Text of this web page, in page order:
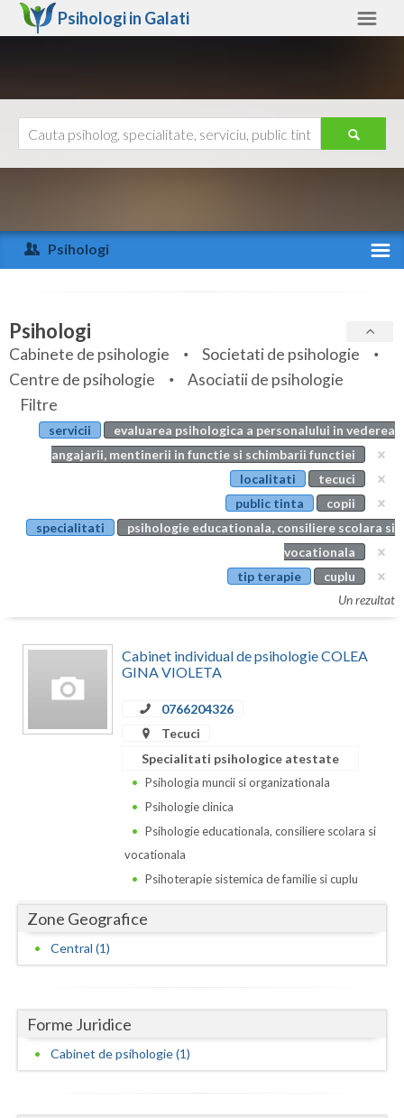
Psihologi in Galati
Arad
Arges
Bihor
Bistrita-Nasaud
Botosani
Braila
Bucuresti
Constanta
Covasna
Gorj
Harghita
Ialomita
Ajutor
Psihologi
Specialitati
Servicii
Articole
Evenimente
Psihologi
Cabinete de psihologie
Societati de psihologie
Centre de psihologie
Asociatii de psihologie
Filtre
servicii
evaluarea psihologica a personalului in vederea
angajarii, mentinerii in functie si schimbarii functiei
localitati
tecuci
public tinta
copii
specialitati
psihologie educationala, consiliere scolara si
vocationala
tip terapie
cuplu
Un rezultat
Cabinet individual de psihologie COLEA
GINA VIOLETA
0766204326
Tecuci
Specialitati psihologice atestate
Psihologia muncii si organizationala
Psihologie clinica
Psihologie educationala, consiliere scolara si
vocationala
Psihoterapie sistemica de familie si cuplu
Zone Geografice
Central (1)
Forme Juridice
Cabinet de psihologie (1)